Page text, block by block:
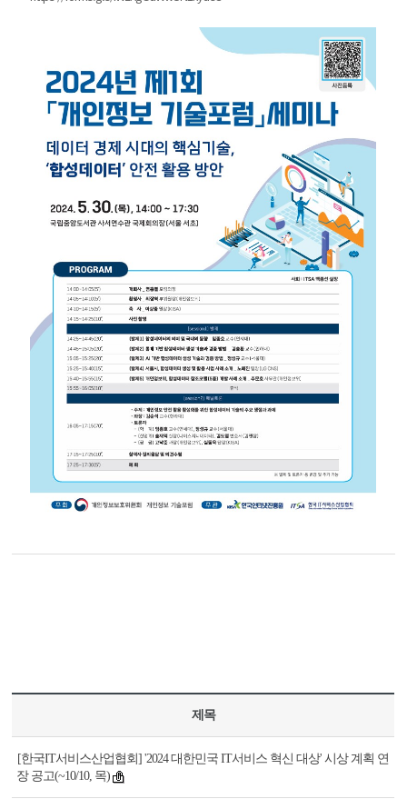
제목
[한국IT서비스산업협회] '2024 대한민국 IT서비스 혁신 대상' 시상 계획 연
장 공고(~10/10, 목)